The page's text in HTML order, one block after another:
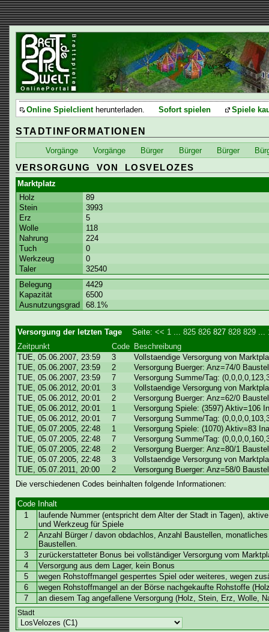
Online Spielclientherunterladen. Sofort spielen Spiele
STADTINFORMATIONEN
Vorgänge Vorgänge Bürger Bürger Bürger
VERSORGUNG VON LOSVELOZES
Marktplatz
Holz
89
Stein
3993
Erz
5
Wolle
118
Nahrung
224
Tuch
0
Werkzeug
0
Taler
32540
Belegung
4429
Kapazität
6500
Ausnutzungsgrad
68.1%
Versorgung der letzten Tage Seite:<< 1 ...825 826 827828 829
Zeitpunkt
Code Beschreibung
TUE, 05.06.2007, 23:59
3
Vollstaendige Versorgung von
TUE, 05.06.2007, 23:59
2
Versorgung Buerger: Anz=74/0
TUE, 05.06.2007, 23:59
7
Versorgung Summe/Tag:
TUE, 05.06.2012, 20:01
3
Vollstaendige Versorgung von
TUE, 05.06.2012, 20:01
2
Versorgung Buerger: Anz=62/0
TUE, 05.06.2012, 20:01
1
Versorgung Spiele: (3597) Aktiv=106
TUE, 05.06.2012, 20:01
7
Versorgung Summe/Tag:
TUE, 05.07.2005, 22:48
1
Versorgung Spiele: (1070) Aktiv=83
TUE, 05.07.2005, 22:48
7
Versorgung Summe/Tag:
TUE, 05.07.2005, 22:48
2
Versorgung Buerger: Anz=80/1
TUE, 05.07.2005, 22:48
3
Vollstaendige Versorgung von
TUE, 05.07.2011, 20:00
2
Versorgung Buerger: Anz=58/0
Die verschiedenen Codes beinhalten folgende Informationen:
Code Inhalt
1
laufende Nummer (entspricht dem Alter der Stadt in Tagen),
und Werkzeug für Spiele
2
Anzahl Bürger / davon obdachlos, Anzahl Baustellen,
Baustellen.
3
zurückerstatteter Bonus bei vollständiger Versorgung vom
4
Versorgung aus dem Lager, kein Bonus
5
wegen Rohstoffmangel gesperrtes Spiel oder weiteres, wegen
6
wegen Rohstoffmangel an der Börse nachgekaufte Rohstoffe
7
an diesem Tag angefallene Versorgung (Holz, Stein, Erz, Wolle,
Stadt